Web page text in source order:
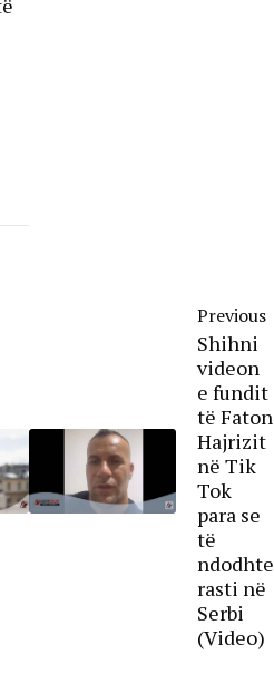
Previous
Shihni
videon
e fundit
të Faton
Hajrizit
në Tik
Tok
para se
të
ndodhte
rasti në
Serbi
(Video)